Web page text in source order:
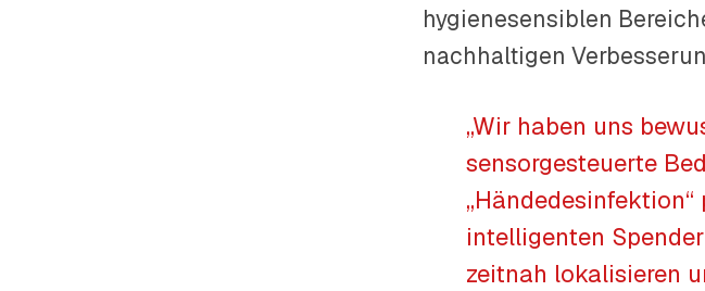
hygienesensiblen
nachhaltigen
„Wir haben uns
sensorgesteuerte
intelligenten
zeitnah lokalisieren